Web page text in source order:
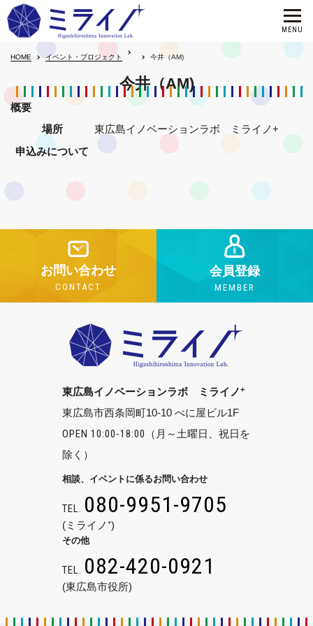
HOME イベント・プロジェクト 今井（AM)
今井（AM)
概要
場所
東広島イノベーションラボ ミライノ+
申込みについて
お問い合わせ
CONTACT
会員登録
MEMBER
東広島イノベーションラボ ミライノ+
東広島市西条岡町10-10 べに屋ビル1F
OPEN 10:00-18:00
（月～土曜日、祝日を
除く）
相談、イベントに係るお問い合わせ
TEL. 080-9951-9705
(ミライノ⁺)
その他
TEL. 082-420-0921
(東広島市役所)